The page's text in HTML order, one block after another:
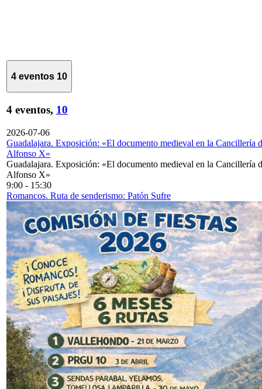
4 eventos 10
4 eventos, 10
2026-07-06
Guadalajara. Exposición: «El documento medieval en la Cancillería
Alfonso X»
Guadalajara. Exposición: «El documento medieval en la Cancillería
Alfonso X»
9:00 - 15:30
Romancos. Ruta de senderismo: Patón Sufre